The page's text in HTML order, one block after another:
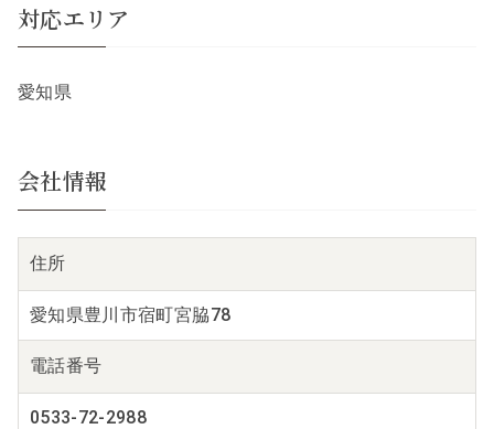
対応エリア
愛知県
会社情報
住所
愛知県豊川市宿町宮脇78
電話番号
0533-72-2988